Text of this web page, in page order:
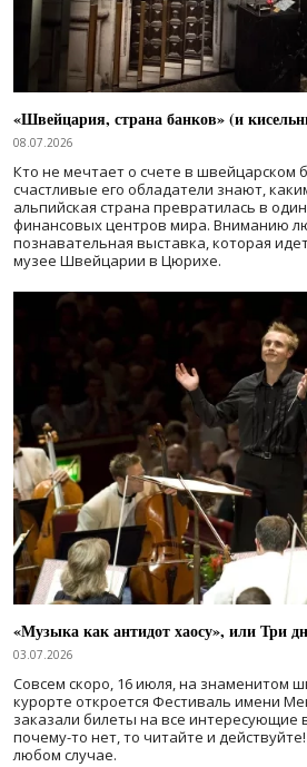
«Швейцария, страна банков» (и
08.07.2026
Кто не мечтает о счете в швейцарском
счастливые его обладатели знают,
альпийская страна превратилась в
финансовых центров мира. Вниманию
познавательная выставка, которая
музее Швейцарии в Цюрихе.
«Музыка как антидот хаосу», или Три
03.07.2026
Совсем скоро, 16 июля, на знаменитом
курорте откроется Фестиваль имени
заказали билеты на все интересующие
почему-то нет, то читайте и
любом случае.